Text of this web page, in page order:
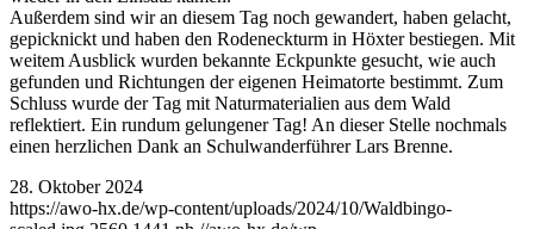
Außerdem sind wir an diesem Tag noch gewandert, haben gelacht,
gepicknickt und haben den Rodeneckturm in Höxter bestiegen. Mit
weitem Ausblick wurden bekannte Eckpunkte gesucht, wie auch
gefunden und Richtungen der eigenen Heimatorte bestimmt. Zum
Schluss wurde der Tag mit Naturmaterialien aus dem Wald
reflektiert. Ein rundum gelungener Tag! An dieser Stelle nochmals
einen herzlichen Dank an Schulwanderführer Lars Brenne.
28. Oktober 2024
https://awo-hx.de/wp-content/uploads/2024/10/Waldbingo-